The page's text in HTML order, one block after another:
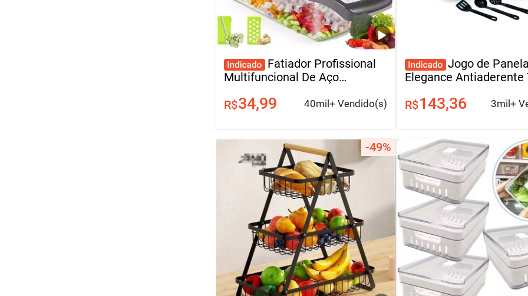
Fatiador Profissional
Multifuncional De Aço
Vegetais/Frutas/Legumes
R$34,99 40mil+ Vendido(s)
Jogo de
Elegance Antiaderente
R$143,36 3mil+
-49%